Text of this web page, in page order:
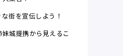
街を宣伝しよう！
城提携から見えるこ